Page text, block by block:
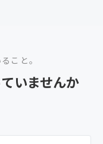
こと。
いませんか